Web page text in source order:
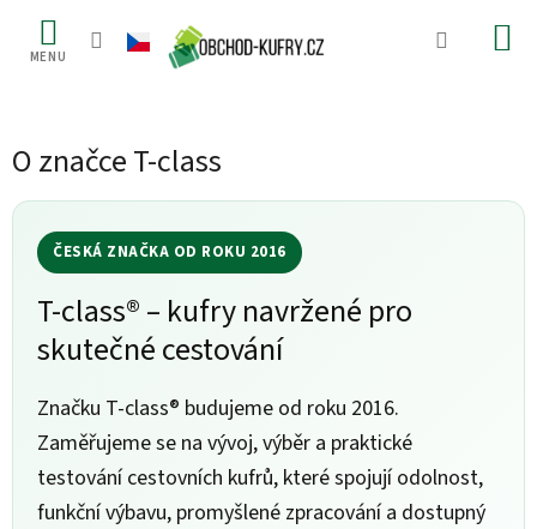
obsah
O značce T-class
ČESKÁ ZNAČKA OD ROKU 2016
T-class® – kufry navržené pro
skutečné cestování
Značku T-class® budujeme od roku 2016.
Zaměřujeme se na vývoj, výběr a praktické
testování cestovních kufrů, které spojují odolnost,
funkční výbavu, promyšlené zpracování a dostupný